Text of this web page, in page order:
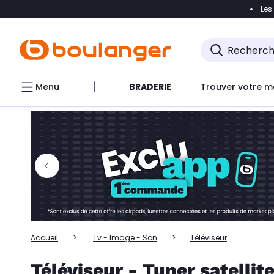
Accéder
Accéder directement au chatbot
Menu BRADERIE Trouver votre
Accueil Tv - Image - Son Téléviseur